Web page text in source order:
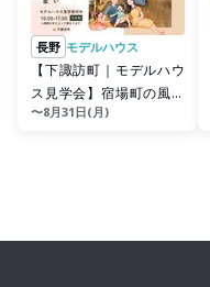
長野 モデルハウス
【下諏訪町｜モデルハウ
ス見学会】宿場町の風情
と自然素材のぬくもり
〜8月31日(月)